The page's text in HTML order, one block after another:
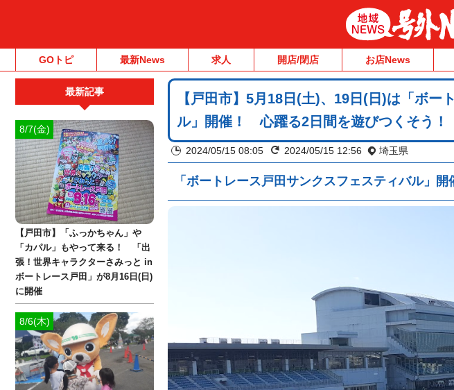
GOトピ 最新News 求人 開店/閉店 お店News
【戸田市】5月18日(土)、19日(日)は「ボー
ル」開催！ 心躍る2日間を遊びつくそう！
2024/05/15 08:05 2024/05/15 12:56 埼玉県
「ボートレース戸田サンクスフェスティバル」開
最新記事
8/7(金)
【戸田市】「ふっかちゃん」や
「カパル」もやって来る！ 「出
張！世界キャラクターさみっと in
ボートレース戸田」が8月16日(日)
に開催
8/6(木)